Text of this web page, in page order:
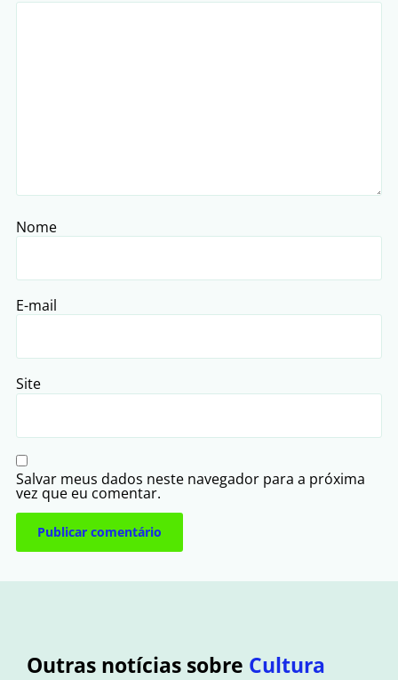
Nome
E-mail
Site
Salvar meus dados neste navegador para a próxima
vez que eu comentar.
Outras notícias sobre Cultura